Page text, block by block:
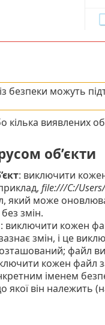
безпеки можуть
виявлених
об’єкти
: виключити
file:///C:/
який може
змін.
: виключити кожен
змін, і це
файл
кожен файл
іменем
якої він належить